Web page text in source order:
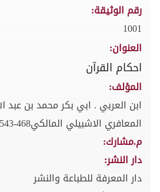
رقم الوثيقة:
1001
العنوان:
احكام القرآن
المؤلف:
ابن العربي . ابي بكر محمد بن عبد
المعافري الاشبيلي المالكي468-543هـ
م.مشارك:
دار النشر:
دار المعرفة للطباعة والنشر